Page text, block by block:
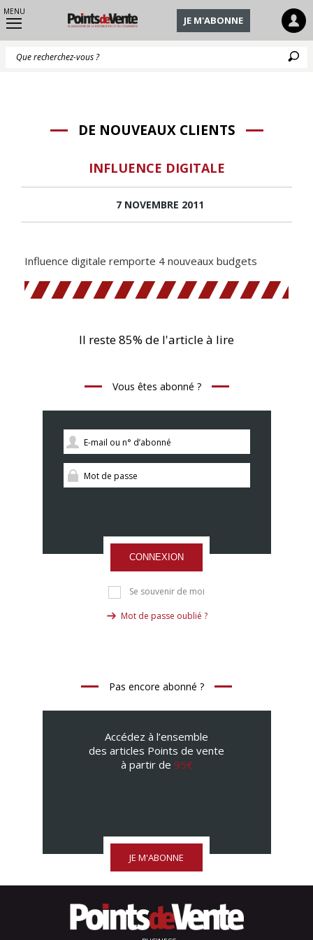
MENU
JE M'ABONNE
DE NOUVEAUX CLIENTS
INFLUENCE DIGITALE
7 NOVEMBRE 2011
Influence digitale remporte 4 nouveaux budgets
Il reste 85% de l'article à lire
Vous êtes abonné ?
CONNEXION
Se souvenir de moi
Mot de passe oublié ?
Pas encore abonné ?
Accédez à l’ensemble
des articles Points de vente
à partir de 95€
JE M'ABONNE